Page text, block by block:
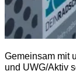
Gemeinsam mit
und UWG/Aktiv